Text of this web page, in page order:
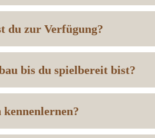
du zur Verfügung?
bis du spielbereit bist?